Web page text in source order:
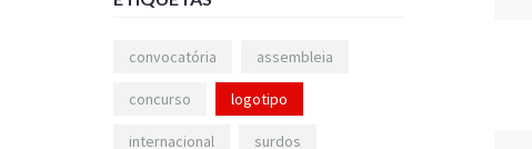
convocatória assembleia
concurso logotipo
internacional surdos